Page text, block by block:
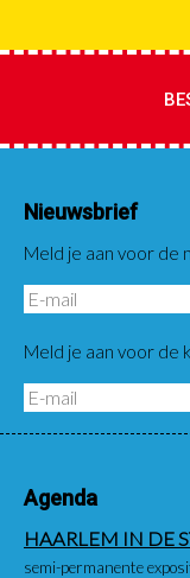
Nieuwsbrief
Meld je aan voor de
Meld je aan voor de
Agenda
HAARLEM IN DE
semi-permanente